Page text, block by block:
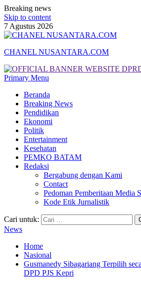
Breaking news
Skip to content
7 Agustus 2026
CHANEL NUSANTARA.COM
Primary Menu
Beranda
Breaking News
Pendidikan
Ekonomi
Politik
Entertainment
Kesehatan
PEMKO BATAM
Redaksi
Bergabung dengan Kami
Contact
Pedoman Pemberitaan Media
Kode Etik Jurnalistik
Cari untuk:
News
Home
Nasional
Gusmanedy Sibagariang Terpilih
DPD PJS Kepri